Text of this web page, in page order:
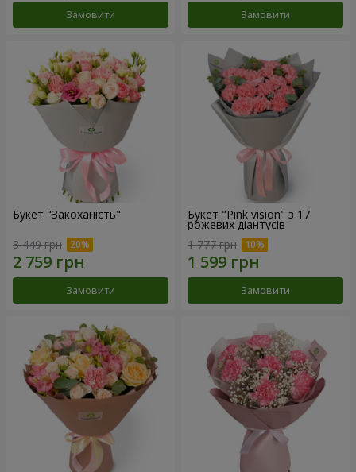
Замовити Замовити
Букет "Закоханість"
3 449 грн
Замовити
Букет "Pink vision" з 17
рожевих діантусів
1 777 грн
Замовити